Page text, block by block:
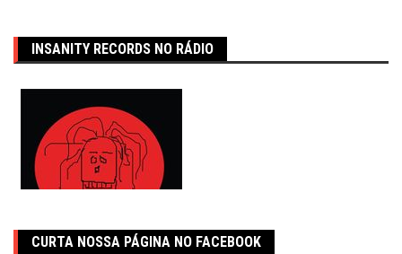
INSANITY RECORDS NO RÁDIO
CURTA NOSSA PÁGINA NO FACEBOOK